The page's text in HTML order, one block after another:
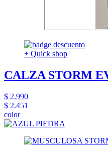
+ Quick shop
CALZA STORM
$ 2.990
$ 2.451
color